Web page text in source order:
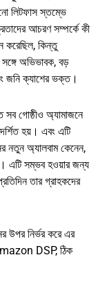
লিটফাস স্তম্ভে
আচরণ সম্পর্কে কী
করেছিল, কিন্তু
অভিভাবক, বড়
জনি ক্যাশের ভক্ত।
সব গোষ্ঠীও অ্যামাজনে
হয়। এবং এটি
নতুন অ্যালবাম কেনেন,
এটি সম্ভব হওয়ার জন্য
তার গ্রাহকদের
উপর নির্ভর করে এর
Amazon DSP, ঠিক